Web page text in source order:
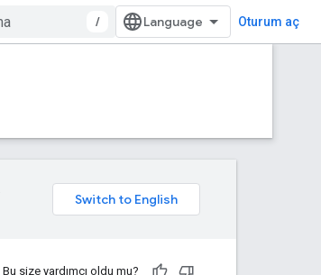
/ Oturum aç
Bu size yardımcı oldu mu?